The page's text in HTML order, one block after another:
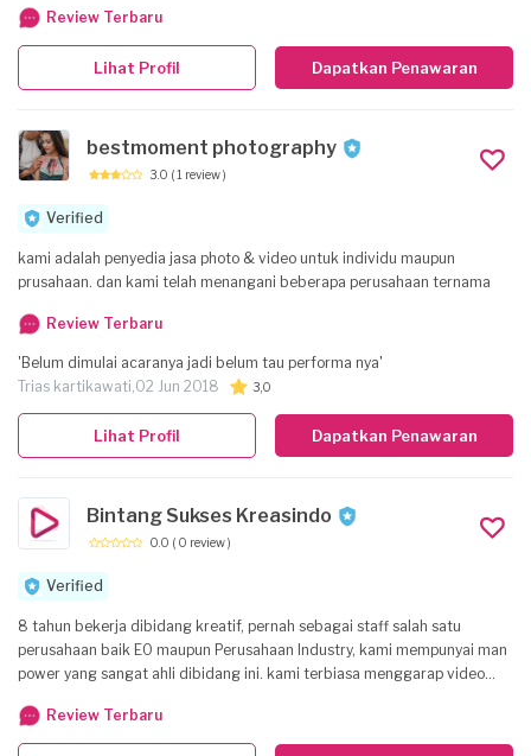
Review Terbaru
Dapatkan Penawaran
Lihat Profil
bestmoment photography
3.0 ( 1 review )
Verified
kami adalah penyedia jasa photo & video untuk individu maupun
prusahaan. dan kami telah menangani beberapa perusahaan ternama
Review Terbaru
'Belum dimulai acaranya jadi belum tau performa nya'
Trias kartikawati,02 Jun 2018 3,0
Dapatkan Penawaran
Lihat Profil
Bintang Sukses Kreasindo
0.0 ( 0 review )
Verified
8 tahun bekerja dibidang kreatif, pernah sebagai staff salah satu
perusahaan baik EO maupun Perusahaan Industry, kami mempunyai man
power yang sangat ahli dibidang ini. kami terbiasa menggarap video
Weeding hingga skala industri dengan menggunakan drone untuk visual
yang mengagumkan.
Review Terbaru